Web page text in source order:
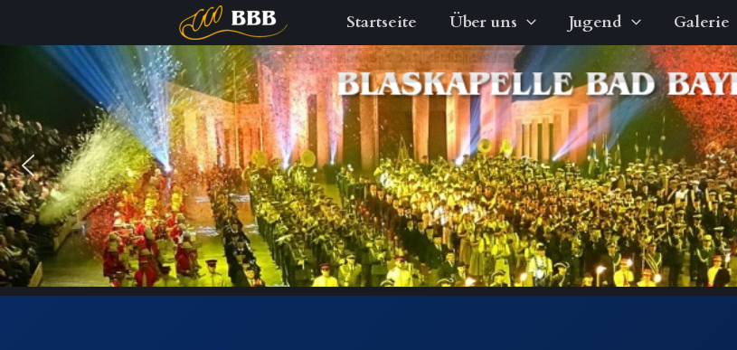
springen
Startseite Über uns Jugend Galerie